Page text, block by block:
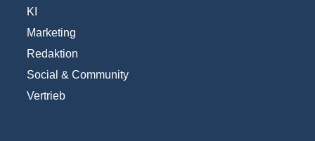
KI
Marketing
Redaktion
Social & Community
Vertrieb